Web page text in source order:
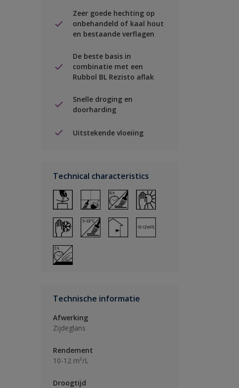
Zeer goede hechting op
onbehandeld of kaal hout
en bestaande verflagen
De beste basis in
combinatie met een
Rubbol BL Rezisto aflak
Snelle droging en
doorharding
Uitstekende vloeiing
Technical characteristics
Technische informatie
Afwerking
Zijdeglans
Rendement
10-12 m²/L
Droogtijd